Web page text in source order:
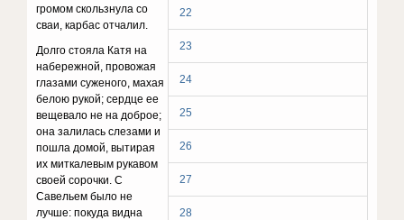
22
23
24
25
26
27
28
громом скользнула со
сваи, карбас отчалил.
Долго стояла Катя на
набережной, провожая
глаза­ми суженого, махая
белою рукой; сердце ее
вещевало не на доброе;
она залилась слезами и
пошла домой, выти­рая
их миткалевым рукавом
своей сорочки. С
Савельем было не
лучше: покуда видна